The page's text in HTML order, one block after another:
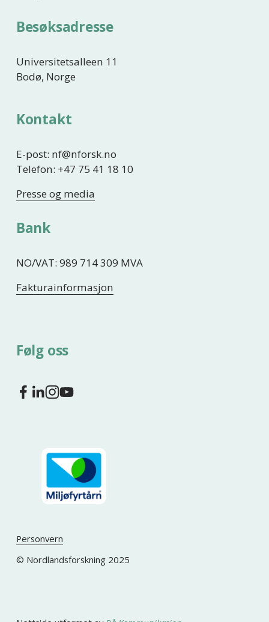
Besøksadresse
Universitetsalleen 11
Bodø, Norge
Kontakt
E-post: nf@nforsk.no
Telefon: +47 75 41 18 10
Presse og media
Bank
NO/VAT: 989 714 309 MVA
Fakturainformasjon
Følg oss
Personvern
© Nordlandsforskning 2025